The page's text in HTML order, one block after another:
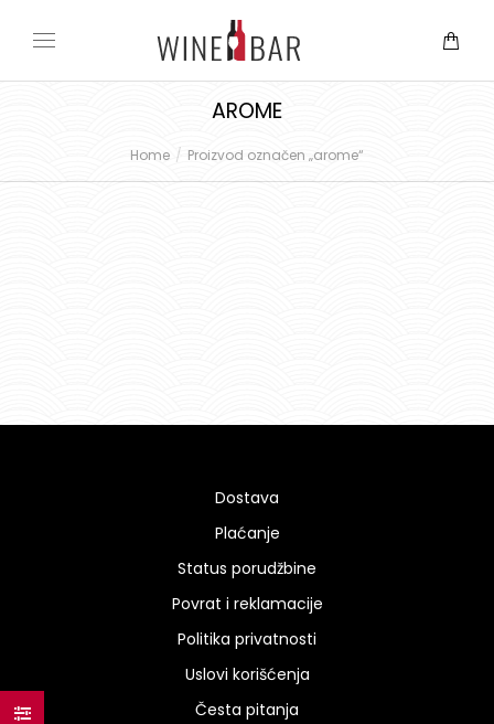
AROME
You are here:Home Proizvod označen „arome“
Dostava
Plaćanje
Status porudžbine
Povrat i reklamacije
Politika privatnosti
Uslovi korišćenja
Česta pitanja